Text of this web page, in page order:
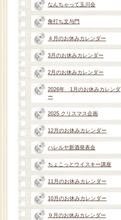
なんちゃって玉川会
角打ち文与門
４月のお休みカレンダー
3月のお休みカレンダー
2月のお休みカレンダー
2026年 1月のお休みカレンダ
ー
2025 クリスマス企画
12月のお休みカレンダー
ハレルヤ新酒発表会
ちょこっとウイスキー講座
11月のお休みカレンダー
10月のお休みカレンダー
９月のお休みカレンダー